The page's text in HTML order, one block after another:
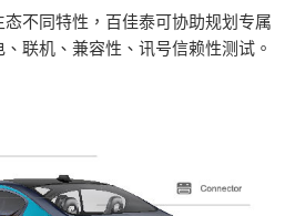
不同特性，百佳泰可协助规划专属
联机、兼容性、讯号信赖性测试。